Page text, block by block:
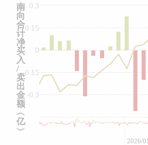
0
-0.3
-0.15
0.15
0.3
2026/01
南
向
合
计
净
买
入
/
卖
出
金
额
︵
亿
︶